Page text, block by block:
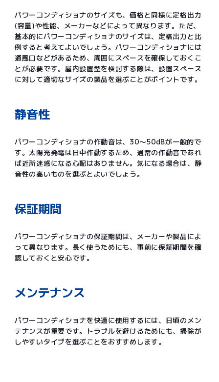
パワーコンディショナのサイズも、価格と同様に定格出力
(容量)や性能、メーカーなどによって異なります。ただ、
基本的にパワーコンディショナのサイズは、定格出力と比
例すると考えてよいでしょう。パワーコンディショナには
通風口などがあるため、周囲にスペースを確保しておくこ
とが必要です。屋内設置型を検討する際は、設置スペース
に対して適切なサイズの製品を選ぶことがポイントです。
静音性
パワーコンディショナの作動音は、30〜50dBが一般的で
す。太陽光発電は日中作動するため、通常の作動音であれ
ば近所迷惑になる心配はありません。気になる場合は、静
音性の高いものを選ぶとよいでしょう。
保証期間
パワーコンディショナの保証期間は、メーカーや製品によ
って異なります。長く使うためにも、事前に保証期間を確
認しておくと安心です。
メンテナンス
パワーコンディショナを快適に使用するには、日頃のメン
テナンスが重要です。トラブルを避けるためにも、掃除が
しやすいタイプを選ぶことをおすすめします。